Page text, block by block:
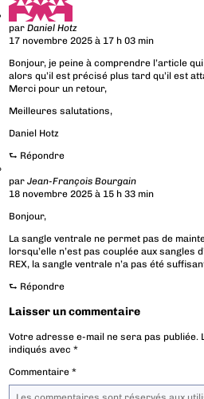
parDaniel Hotz
17 novembre 2025 à 17 h 03 min
Bonjour, je peine à comprendre l’article
alors qu’il est précisé plus tard qu’il est
Merci pour un retour,
Meilleures salutations,
Daniel Hotz
⮑ Répondre
parJean-François Bourgain
18 novembre 2025 à 15 h 33 min
Bonjour,
La sangle ventrale ne permet pas de
lorsqu’elle n’est pas couplée aux sangles
REX, la sangle ventrale n’a pas été
⮑ Répondre
Laisser un commentaire
Votre adresse e-mail ne sera pas publiée.
indiqués avec*
Commentaire*